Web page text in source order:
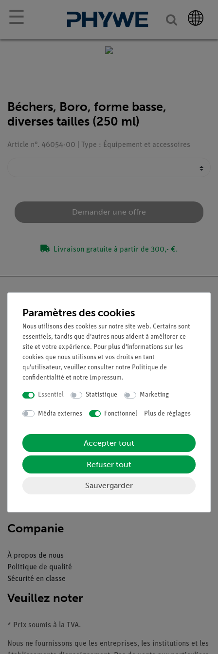
☰
Béchers, Boro, forme basse,
diverses tailles (250 ml)
Article n°. 46054-00 | Type : Équipement et accessoires
Demander une offre
Livraison gratuite à partir de 300,- €.
Légal
Contact
Conditions générales de vente
Mentions légales
Service
Aperçu du service
Téléchargements
Contacte service client
Companie
À propos de nous
Politique de qualité
Sécurité en classe
Veuillez noter
* Prix soumis à la TVA.
Nous ne fournissons que les entreprises, les institutions et les
Paramètres des cookies
Nous utilisons des cookies sur notre site web. Certains sont
essentiels, tandis que d'autres nous aident à améliorer ce
site et votre expérience. Pour plus d'informations sur les
cookies que nous utilisons et vos droits en tant
qu'utilisateur, veuillez consulter notre Politique de
confidentialité et notre Impressum.
Essentiel Statistique Marketing
Média externes Fonctionnel Plus de réglages
Accepter tout
Refuser tout
Sauvergarder